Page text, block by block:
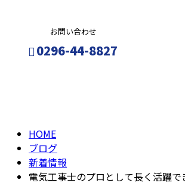
お問い合わせ
0296-44-8827
HOME
ブログ
新着情報
電気工事士のプロとして長く活躍